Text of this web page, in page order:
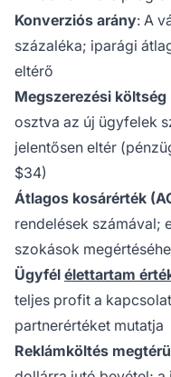
Konverziós arány: A
százaléka; iparági
eltérő
Megszerezési költség
osztva az új ügyfelek
jelentősen eltér
$34)
Átlagos kosárérték
rendelések számával;
szokások
Ügyfél élettartam
teljes profit a
partnerértéket mutatja
Reklámköltés